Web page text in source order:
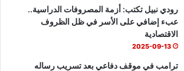
e
رودي نبيل تكتب: أزمة المصروفات الدراسية..
عبء إضافي على الأسر في ظل الظروف
الاقتصادية
2025-09-13
ترامب في موقف دفاعي بعد تسريب رساله